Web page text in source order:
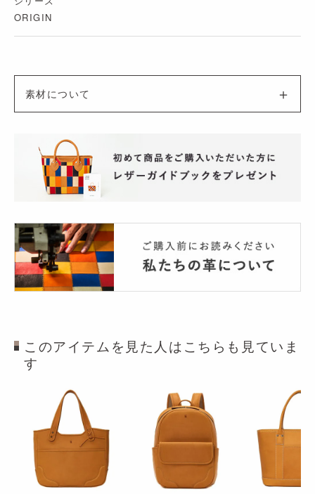
ORIGIN
素材について
このアイテムを見た人はこちらも見ていま
す